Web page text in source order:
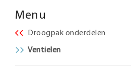
Menu
Droogpak onderdelen
Ventielen